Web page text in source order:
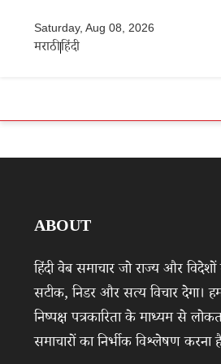
Saturday, Aug 08, 2026
मराठीहिंदी
ABOUT
हिंदी वेब समाचार जो राज्य और
सटीक, निडर और सत्य विचार देगा।
निष्पक्ष पत्रकारिता के माध्यम से
समाचारों का निर्भीक विश्लेषण करना